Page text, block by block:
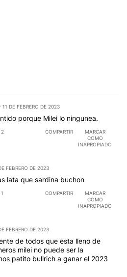
11 DE FEBRERO DE 2023
porque Milei lo ningunea.
2 COMPARTIR
MARCAR
COMO
INAPROPIADO
FEBRERO DE 2023
lata que sardina buchon
1 COMPARTIR
MARCAR
COMO
INAPROPIADO
FEBRERO DE 2023
de todos que esta lleno de
milei no puede ser la
patito bullrich a ganar el 2023